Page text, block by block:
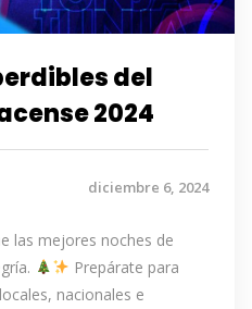
del
2024
diciembre 6, 2024
las mejores noches de
Prepárate para
nacionales e